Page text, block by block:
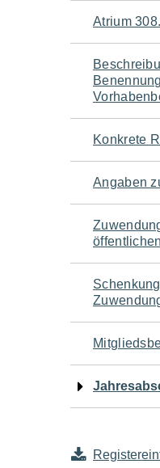
für
den
Atrium
Konkrete
Angaben